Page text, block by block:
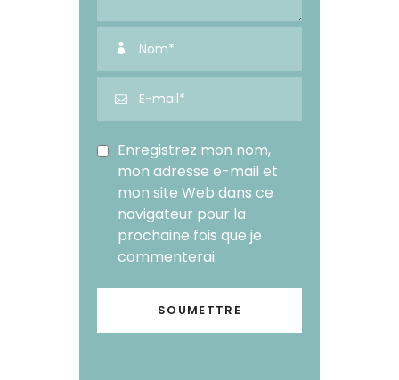
Enregistrez mon nom,
mon adresse e-mail et
mon site Web dans ce
navigateur pour la
prochaine fois que je
commenterai.